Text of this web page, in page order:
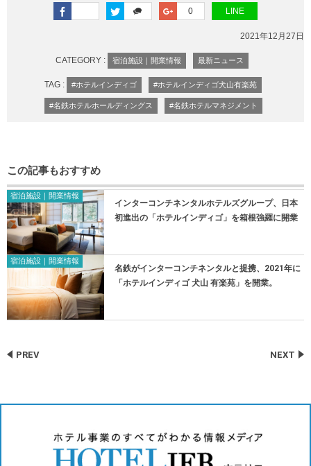
0 LINE
2021年12月27日
CATEGORY : 宿泊施設｜開業情報 最新ニュース
TAG : #ホテルインディゴ #ホテルインディゴ犬山有楽苑
#名鉄ホテルホールディングス #名鉄ホテルマネジメント
この記事もおすすめ
宿泊施設｜開業情報
インターコンチネンタルホテルズグループ、日本
初進出の「ホテルインディゴ」を箱根強羅に開業
宿泊施設｜開業情報
名鉄がインターコンチネンタルと提携、2021年に
「ホテルインディゴ 犬山 有楽苑」を開業。
PREV NEXT